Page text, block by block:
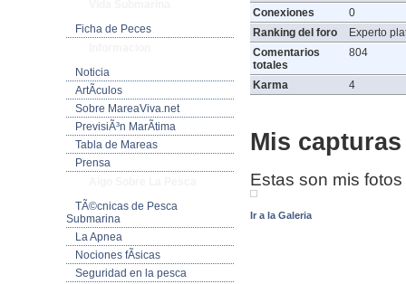
Ficha de Peces
Noticia
ArtÃ­culos
Sobre MareaViva.net
PrevisiÃ³n MarÃ­tima
Tabla de Mareas
Prensa
TÃ©cnicas de Pesca
Submarina
La Apnea
Nociones fÃ­sicas
Seguridad en la pesca
Conexiones
0
Ranking del foro
Experto
Comentarios
totales
804
Karma 4
Mis
Estas son mis
Ir a la Galeria